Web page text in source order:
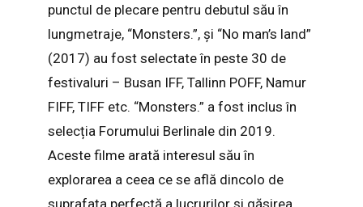
punctul de plecare pentru debutul său în
lungmetraje, “Monsters.”, și “No man’s land”
(2017) au fost selectate în peste 30 de
festivaluri – Busan IFF, Tallinn POFF, Namur
FIFF, TIFF etc. “Monsters.” a fost inclus în
selecția Forumului Berlinale din 2019.
Aceste filme arată interesul său în
explorarea a ceea ce se află dincolo de
suprafața perfectă a lucrurilor și găsirea